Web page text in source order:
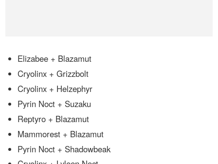
Elizabee + Blazamut
Cryolinx + Grizzbolt
Cryolinx + Helzephyr
Pyrin Noct + Suzaku
Reptyro + Blazamut
Mammorest + Blazamut
Pyrin Noct + Shadowbeak